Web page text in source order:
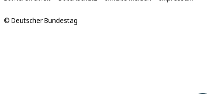
© Deutscher Bundestag